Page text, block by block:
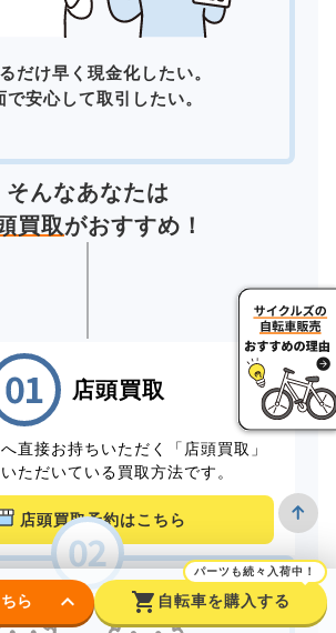
だけ早く現金化したい。
で安心して取引したい。
そんなあなたは
買取がおすすめ！
店頭買取
直接お持ちいただく「店頭買取」
ただいている買取方法です。
店頭買取予約はこちら
ら keyboard_arrow_down shopping_cart
パーツも続々入荷中！
自転車を購入する